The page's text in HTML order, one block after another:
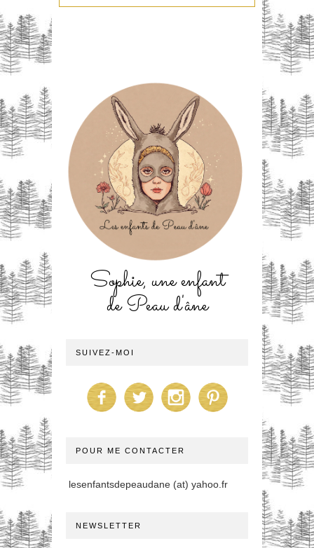
Sophie, une enfant
de Peau d'âne
SUIVEZ-MOI
POUR ME CONTACTER
lesenfantsdepeaudane (at) yahoo.fr
NEWSLETTER